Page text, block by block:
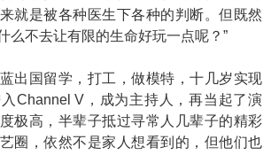
就是被各种医生下各种的判断。但既然
么不去让有限的生命好玩一点呢？”
国留学，打工，做模特，十几岁实现
Channel V，成为主持人，再当起了演
极高，半辈子抵过寻常人几辈子的精彩
圈，依然不是家人想看到的，但他们也